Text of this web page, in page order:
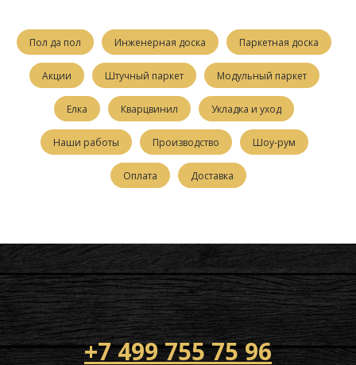
Пол да пол Инженерная доска Паркетная доска
Акции Штучный паркет Модульный паркет
Елка Кварцвинил Укладка и уход
Наши работы Производство Шоу-рум
Оплата Доставка
+7 499 755 75 96